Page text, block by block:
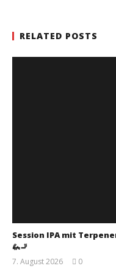
RELATED POSTS
Session IPA mit
🦗🚬
7. August 2026
0